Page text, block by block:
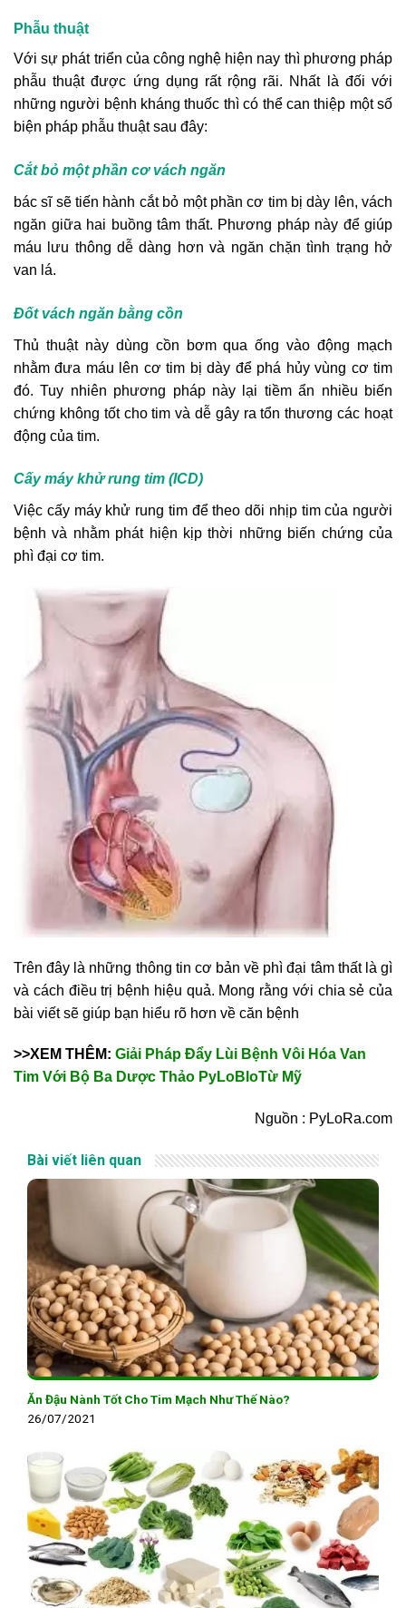
Phẫu thuật
Với sự phát triển của công nghệ hiện nay thì phương pháp
phẫu thuật được ứng dụng rất rộng rãi. Nhất là đối với
những người bệnh kháng thuốc thì có thể can thiệp một số
biện pháp phẫu thuật sau đây:
Cắt bỏ một phần cơ vách ngăn
bác sĩ sẽ tiến hành cắt bỏ một phần cơ tim bị dày lên, vách
ngăn giữa hai buồng tâm thất. Phương pháp này để giúp
máu lưu thông dễ dàng hơn và ngăn chặn tình trạng hở
van lá.
Đốt vách ngăn bằng cồn
Thủ thuật này dùng cồn bơm qua ống vào động mạch
nhằm đưa máu lên cơ tim bị dày để phá hủy vùng cơ tim
đó. Tuy nhiên phương pháp này lại tiềm ẩn nhiều biến
chứng không tốt cho tim và dễ gây ra tổn thương các hoạt
động của tim.
Cấy máy khử rung tim (ICD)
Việc cấy máy khử rung tim để theo dõi nhịp tim của người
bệnh và nhằm phát hiện kịp thời những biến chứng của
phì đại cơ tim.
Trên đây là những thông tin cơ bản về phì đại tâm thất là gì
và cách điều trị bệnh hiệu quả. Mong rằng với chia sẻ của
bài viết sẽ giúp bạn hiểu rõ hơn về căn bệnh
>>XEM THÊM: Giải Pháp Đẩy Lùi Bệnh Vôi Hóa Van
Tim Với Bộ Ba Dược Thảo PyLoBloTừ Mỹ
Nguồn : PyLoRa.com
Bài viết liên quan
Ăn Đậu Nành Tốt Cho Tim Mạch Như Thế Nào?
26/07/2021